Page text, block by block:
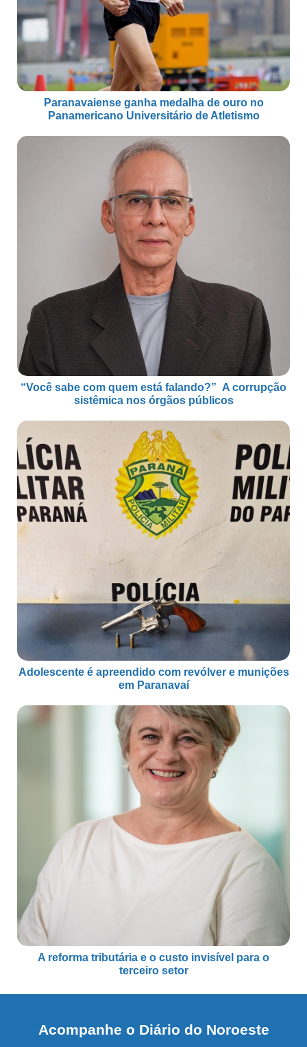
Paranavaiense ganha medalha de ouro no
Panamericano Universitário de Atletismo
“Você sabe com quem está falando?” A corrupção
sistêmica nos órgãos públicos
Adolescente é apreendido com revólver e munições
em Paranavaí
A reforma tributária e o custo invisível para o
terceiro setor
Acompanhe o Diário do Noroeste